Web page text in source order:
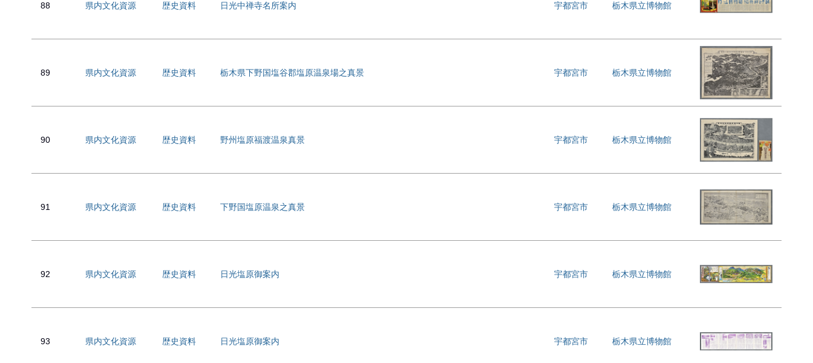
88 県内文化資源 歴史資料 日光中禅寺名所案内 宇都宮市 栃木県立博物館
89 県内文化資源 歴史資料 栃木県下野国塩谷郡塩原温泉場之真景 宇都宮市 栃木県立博物館
90 県内文化資源 歴史資料 野州塩原福渡温泉真景 宇都宮市 栃木県立博物館
91 県内文化資源 歴史資料 下野国塩原温泉之真景 宇都宮市 栃木県立博物館
92 県内文化資源 歴史資料 日光塩原御案内 宇都宮市 栃木県立博物館
93 県内文化資源 歴史資料 日光塩原御案内 宇都宮市 栃木県立博物館